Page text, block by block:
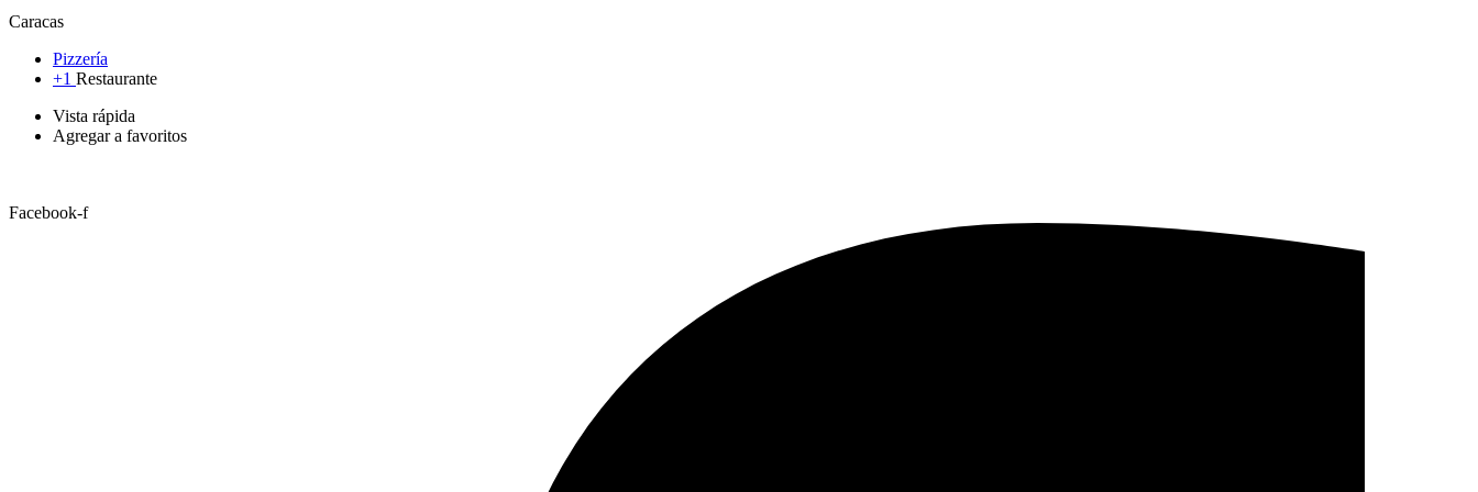
Caracas
Pizzería
+1 Restaurante
Vista rápida
Agregar a favoritos
Facebook-f